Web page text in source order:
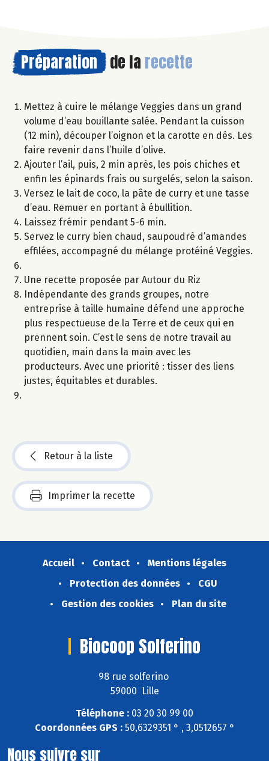
Préparation de la recette
Mettez à cuire le mélange Veggies dans un grand
volume d’eau bouillante salée. Pendant la cuisson
(12 min), découper l’oignon et la carotte en dés. Les
faire revenir dans l’huile d’olive.
Ajouter l’ail, puis, 2 min après, les pois chiches et
enfin les épinards frais ou surgelés, selon la saison.
Versez le lait de coco, la pâte de curry et une tasse
d’eau. Remuer en portant à ébullition.
Laissez frémir pendant 5-6 min.
Servez le curry bien chaud, saupoudré d’amandes
effilées, accompagné du mélange protéiné Veggies.
Une recette proposée par Autour du Riz
Indépendante des grands groupes, notre
entreprise à taille humaine défend une approche
plus respectueuse de la Terre et de ceux qui en
prennent soin. C’est le sens de notre travail au
quotidien, main dans la main avec les
producteurs. Avec une priorité : tisser des liens
justes, équitables et durables.
Retour à la liste
Imprimer la recette
Accueil Contact
Mentions légales
Protection des données
CGU
Gestion des cookies
Plan du site
Biocoop Solferino
98 rue solferino
59000 Lille
Téléphone : 03 20 30 99 00
Coordonnées GPS :50,6329351 ° , 3,0512657 °
Nous suivre sur